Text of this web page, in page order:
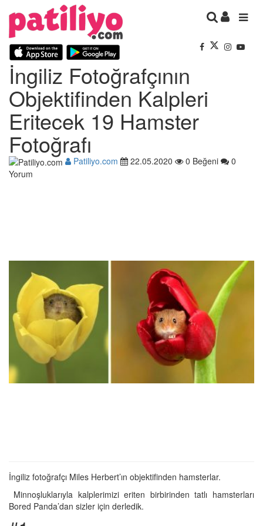
İngiliz Fotoğrafçının
Objektifinden Kalpleri
Eritecek 19 Hamster
Fotoğrafı
Patiliyo.com 22.05.2020 0 Beğeni
0
Yorum
İngiliz fotoğrafçı Miles Herbert’ın objektifinden hamsterlar.
Minnoşluklarıyla kalplerimizi eriten birbirinden tatlı hamsterları
Bored Panda’dan sizler için derledik.